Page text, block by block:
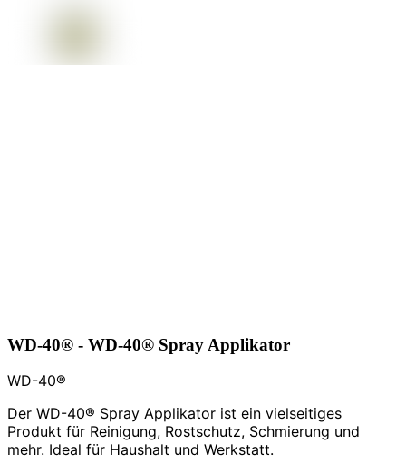
WD-40® - WD-40® Spray Applikator
WD-40®
Der WD-40® Spray Applikator ist ein vielseitiges
Produkt für Reinigung, Rostschutz, Schmierung und
mehr. Ideal für Haushalt und Werkstatt.